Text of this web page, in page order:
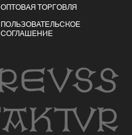
ОПТОВАЯ ТОРГОВЛЯ
ПОЛЬЗОВАТЕЛЬСКОЕ
СОГЛАШЕНИЕ